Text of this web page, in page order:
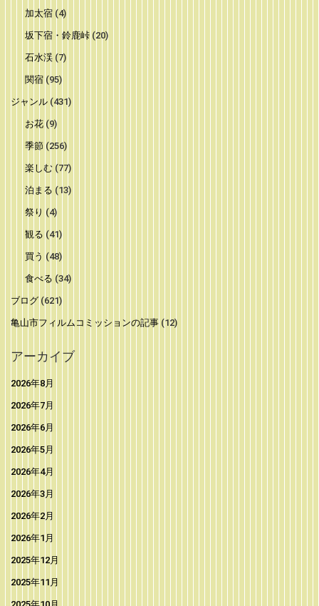
加太宿(4)
坂下宿・鈴鹿峠(20)
石水渓(7)
関宿(95)
ジャンル (431)
お花(9)
季節 (256)
楽しむ (77)
泊まる (13)
祭り (4)
観る (41)
買う (48)
食べる (34)
ブログ (621)
亀山市フィルムコミッションの記事 (12)
アーカイブ
2026年8月
2026年7月
2026年6月
2026年5月
2026年4月
2026年3月
2026年2月
2026年1月
2025年12月
2025年11月